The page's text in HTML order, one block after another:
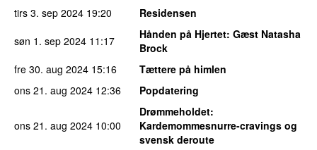
tirs 3. sep 2024 19:20
Residensen
søn 1. sep 2024 11:17 Hånden på Hjertet: Gæst Natasha
Brock
fre 30. aug 2024 15:16
Tættere på himlen
ons 21. aug 2024 12:36 Popdatering
ons 21. aug 2024 10:00
Drømmeholdet:
Kardemommesnurre-cravings og
svensk deroute